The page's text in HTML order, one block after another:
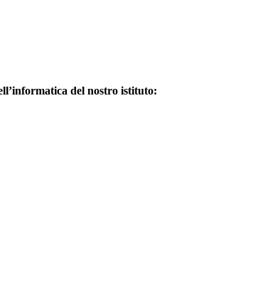
del nostro istituto: